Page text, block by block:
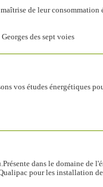
de leur consommation
des sept voies
vos études énergétiques
dans le domaine de
pour les installation